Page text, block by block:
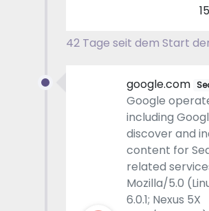
42 Tage seit dem Start
google.com
Google
including
discover and
content for
related
Mozilla/5.0
6.0.1; Nexus 5X